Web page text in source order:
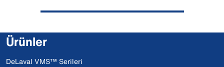
Ürünler
DeLaval VMS™ Serileri